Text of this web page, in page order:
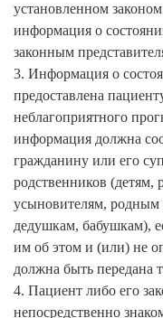
установленном
информация о
законным
3. Информация о
предоставлена
неблагоприятного
информация должна
гражданину или его
родственников
усыновителям, родным
дедушкам, бабушкам),
им об этом и (или) не
должна быть передана
4. Пациент либо его
непосредственно